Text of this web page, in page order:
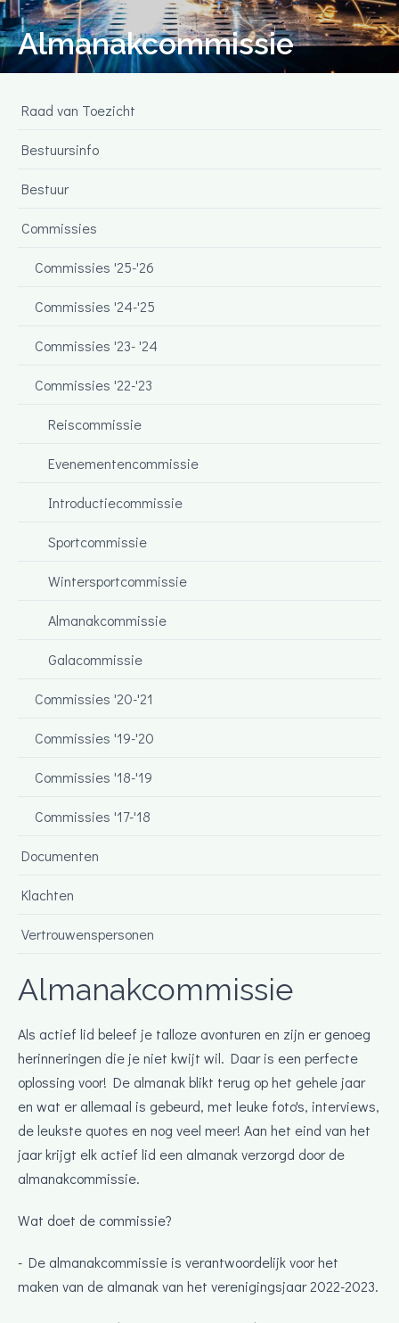
Almanakcommissie
Raad van Toezicht
Bestuursinfo
Bestuur
Commissies
Commissies '25-'26
Commissies '24-'25
Commissies '23- '24
Commissies '22-'23
Reiscommissie
Evenementencommissie
Introductiecommissie
Sportcommissie
Wintersportcommissie
Almanakcommissie
Galacommissie
Commissies '20-'21
Commissies '19-'20
Commissies '18-'19
Commissies '17-'18
Documenten
Klachten
Vertrouwenspersonen
Almanakcommissie
Als actief lid beleef je talloze avonturen en zijn er genoeg
herinneringen die je niet kwijt wil. Daar is een perfecte
oplossing voor! De almanak blikt terug op het gehele jaar
en wat er allemaal is gebeurd, met leuke foto's, interviews,
de leukste quotes en nog veel meer! Aan het eind van het
jaar krijgt elk actief lid een almanak verzorgd door de
almanakcommissie.
Wat doet de commissie?
- De almanakcommissie is verantwoordelijk voor het
maken van de almanak van het verenigingsjaar 2022-2023.